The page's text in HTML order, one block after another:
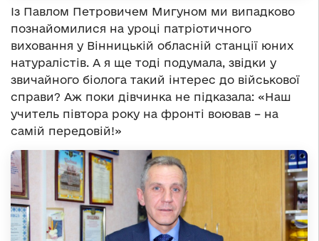
Із Павлом Петровичем Мигуном ми випадково
познайомилися на уроці патріотичного
виховання у Вінницькій обласній станції юних
натуралістів. А я ще тоді подумала, звідки у
звичайного біолога такий інтерес до військової
справи? Аж поки дівчинка не підказала: «Наш
учитель півтора року на фронті воював – на
самій передовій!»